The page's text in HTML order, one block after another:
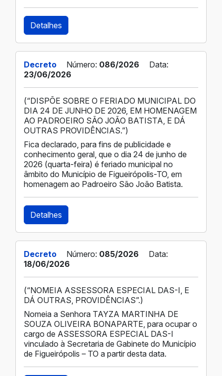
Detalhes
Decreto Número: 086/2026
Data:
23/06/2026
(“DISPÕE SOBRE O FERIADO MUNICIPAL DO
DIA 24 DE JUNHO DE 2026, EM HOMENAGEM
AO PADROEIRO SÃO JOÃO BATISTA, E DÁ
OUTRAS PROVIDÊNCIAS.”)
Fica declarado, para fins de publicidade e
conhecimento geral, que o dia 24 de junho de
2026 (quarta-feira) é feriado municipal no
âmbito do Município de Figueirópolis-TO, em
homenagem ao Padroeiro São João Batista.
Detalhes
Decreto Número: 085/2026
Data:
18/06/2026
(“NOMEIA ASSESSORA ESPECIAL DAS-I, E
DÁ OUTRAS, PROVIDÊNCIAS”.)
Nomeia a Senhora TAYZA MARTINHA DE
SOUZA OLIVEIRA BONAPARTE, para ocupar o
cargo de ASSESSORA ESPECIAL DAS-I
vinculado à Secretaria de Gabinete do Município
de Figueirópolis – TO a partir desta data.